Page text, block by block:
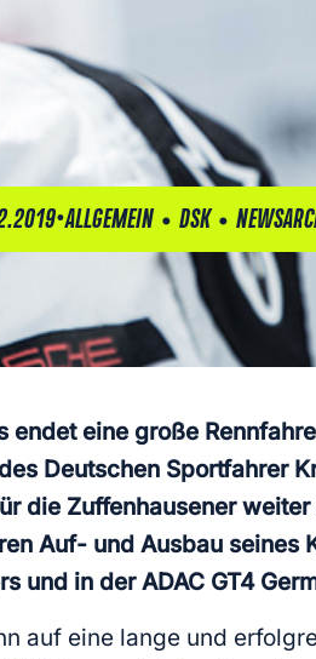
•ALLGEMEIN • DSK•
endet eine große
Deutschen Sportfahrer
die Zuffenhausener
Auf- und Ausbau seines
und in der ADAC GT4
auf eine lange und